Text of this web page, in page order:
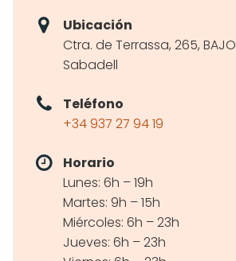
Ubicación
Ctra. de Terrassa, 265,
Sabadell
Teléfono
+34 937 27 94 19
Horario
Lunes: 6h – 19h
Martes: 9h – 15h
Miércoles: 6h – 23h
Jueves: 6h – 23h